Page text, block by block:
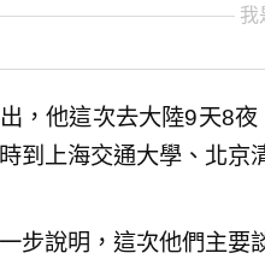
我
，他這次去大陸9天8
到上海交通大學、北京
步說明，這次他們主要